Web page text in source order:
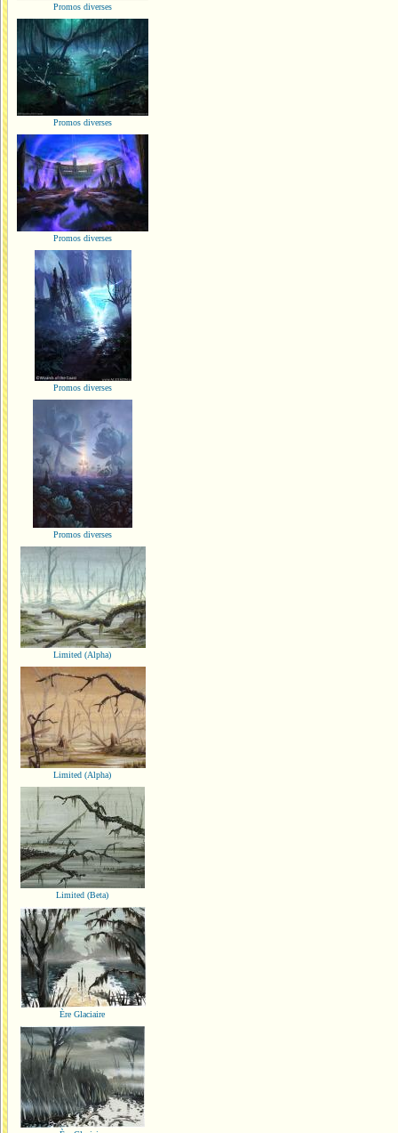
Promos diverses
Promos diverses
Promos diverses
Promos diverses
Promos diverses
Limited (Alpha)
Limited (Alpha)
Limited (Beta)
Ère Glaciaire